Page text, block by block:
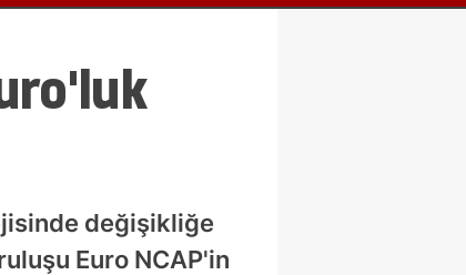
değişikliğe
Euro NCAP'in